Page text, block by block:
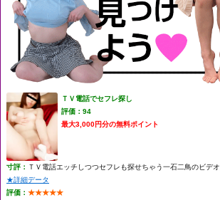
ＴＶ電話でセフレ探し
評価：94
最大3,000円分の無料ポイント
寸評： ＴＶ電話エッチしつつセフレも探せちゃう一石二鳥のビデオ
★詳細データ
評価： ★★★★★